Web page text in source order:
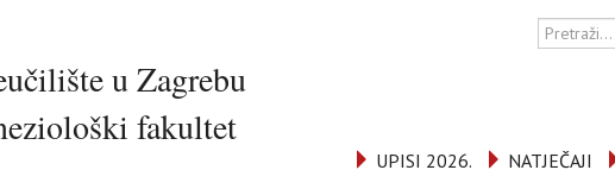
u Zagrebu
fakultet
NATJEČAJI
UPISI 2026.